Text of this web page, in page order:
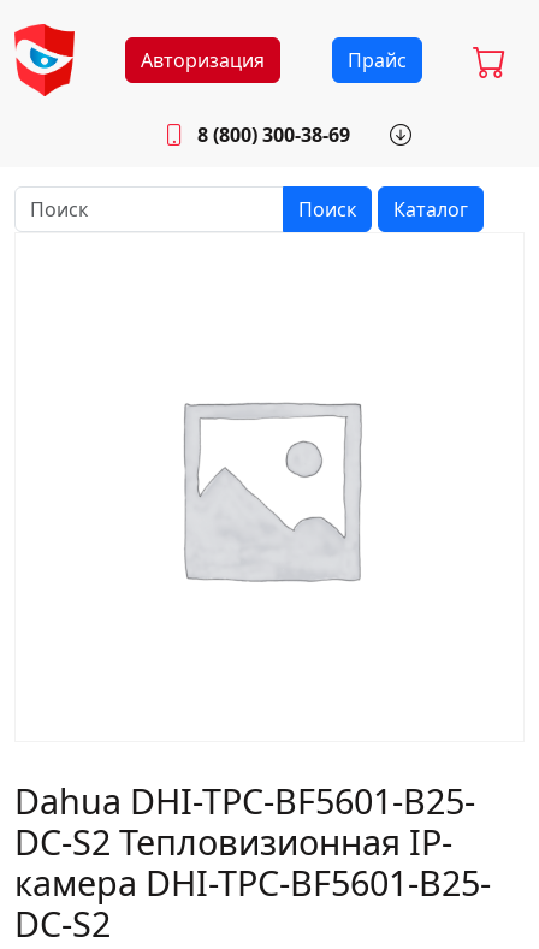
Авторизация Прайс
8 (800) 300-38-69
Будни: 8.30 - 17.00
Поиск Каталог
Dahua DHI-TPC-BF5601-B25-
DC-S2 Тепловизионная IP-
камера DHI-TPC-BF5601-B25-
DC-S2